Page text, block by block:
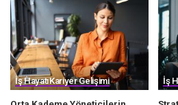
İş HayatıKariyer Gelişimi İş